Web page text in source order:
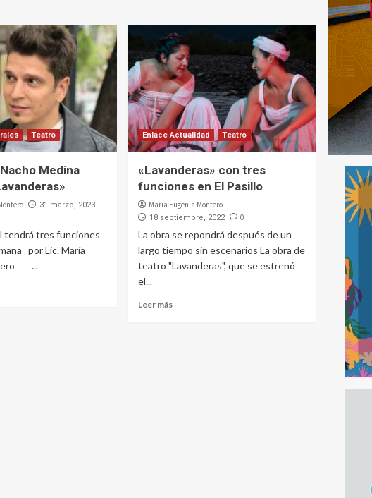
Teatro
Medina
31 marzo, 2023
tendrá tres funciones
por Lic. María
...
Enlace Actualidad Teatro
«Lavanderas» con tres
funciones en El Pasillo
Maria Eugenia Montero
18 septiembre, 2022 0
La obra se repondrá después de un
largo tiempo sin escenarios La obra de
teatro "Lavanderas", que se estrenó
el...
Leer más